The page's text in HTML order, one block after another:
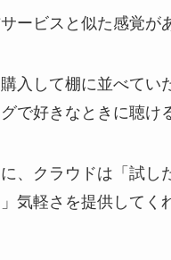
ービスと似た感覚が
入して棚に並べてい
で好きなときに聴け
、クラウドは「試し
気軽さを提供してく